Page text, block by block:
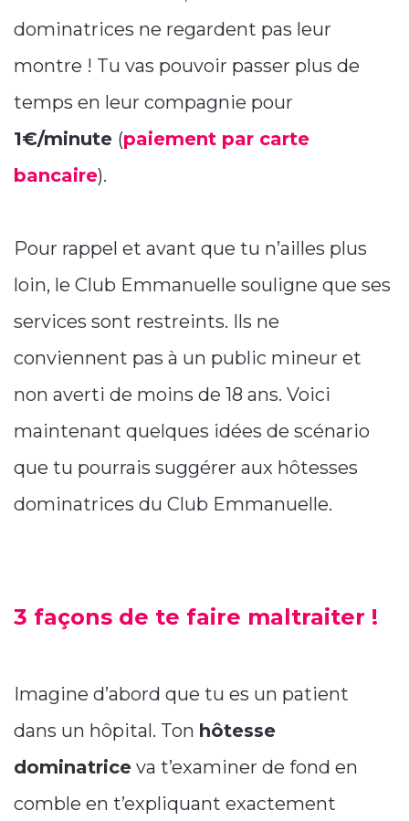
dominatrices ne regardent pas leur
montre ! Tu vas pouvoir passer plus de
temps en leur compagnie pour
1€/minute (paiement par carte
bancaire).
Pour rappel et avant que tu n’ailles plus
loin, le Club Emmanuelle souligne que ses
services sont restreints. Ils ne
conviennent pas à un public mineur et
non averti de moins de 18 ans. Voici
maintenant quelques idées de scénario
que tu pourrais suggérer aux hôtesses
dominatrices du Club Emmanuelle.
3 façons de te faire maltraiter !
Imagine d’abord que tu es un patient
dans un hôpital. Ton hôtesse
dominatrice va t’examiner de fond en
comble en t’expliquant exactement